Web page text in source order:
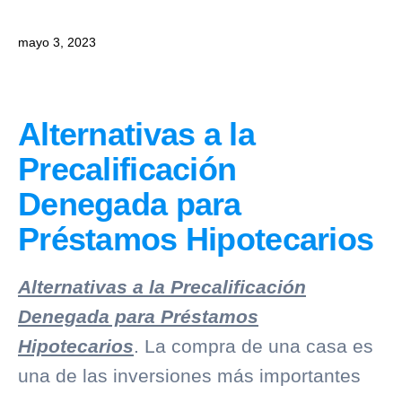
mayo 3, 2023
Alternativas a la
Precalificación
Denegada para
Préstamos Hipotecarios
Alternativas a la Precalificación
Denegada para Préstamos
Hipotecarios. La compra de una casa es
una de las inversiones más importantes